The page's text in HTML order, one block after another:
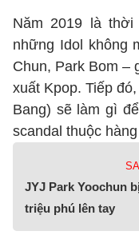
Năm 2019 là
những Idol không
Chun, Park Bom –
xuất Kpop. Tiếp
Bang) sẽ làm gì
scandal thuộc
JYJ Park Yoochun
triệu phú lên tay